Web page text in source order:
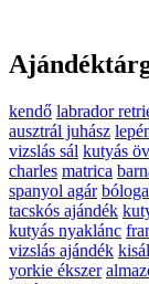
kendő labrador
ausztrál juhász
vizslás sál kutyás
charles matrica
spanyol agár
tacskós ajándék
kutyás nyaklánc
vizslás ajándék
yorkie ékszer